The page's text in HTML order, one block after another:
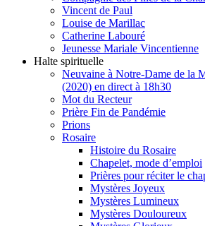
Vincent de Paul
Louise de Marillac
Catherine Labouré
Jeunesse Mariale Vincentienne
Halte spirituelle
Neuvaine à Notre-Dame de la
(2020) en direct à 18h30
Mot du Recteur
Prière Fin de Pandémie
Prions
Rosaire
Histoire du Rosaire
Chapelet, mode d’emploi
Prières pour réciter le
Mystères Joyeux
Mystères Lumineux
Mystères Douloureux